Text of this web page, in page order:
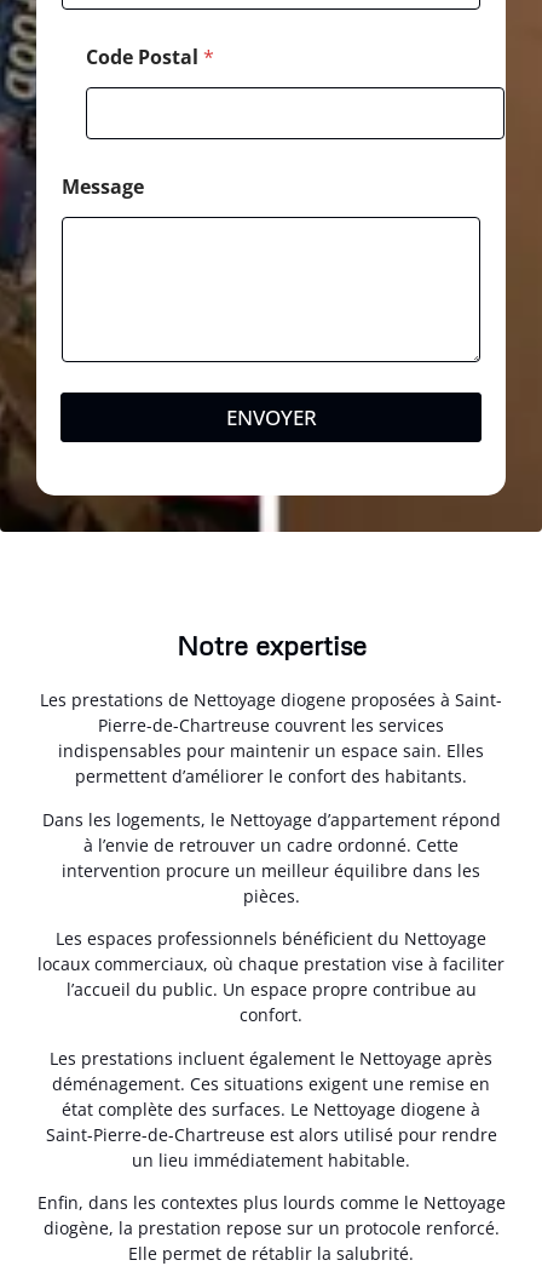
*
Code Postal *
Message
ENVOYER
Notre expertise
Les prestations de Nettoyage diogene proposées à Saint-
Pierre-de-Chartreuse couvrent les services
indispensables pour maintenir un espace sain. Elles
permettent d’améliorer le confort des habitants.
Dans les logements, le Nettoyage d’appartement répond
à l’envie de retrouver un cadre ordonné. Cette
intervention procure un meilleur équilibre dans les
pièces.
Les espaces professionnels bénéficient du Nettoyage
locaux commerciaux, où chaque prestation vise à faciliter
l’accueil du public. Un espace propre contribue au
confort.
Les prestations incluent également le Nettoyage après
déménagement. Ces situations exigent une remise en
état complète des surfaces. Le Nettoyage diogene à
Saint-Pierre-de-Chartreuse est alors utilisé pour rendre
un lieu immédiatement habitable.
Enfin, dans les contextes plus lourds comme le Nettoyage
diogène, la prestation repose sur un protocole renforcé.
Elle permet de rétablir la salubrité.